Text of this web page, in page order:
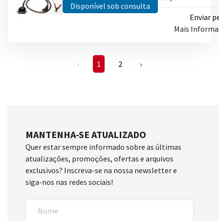
Disponível sob consulta
Enviar
Mais
‹ 1 2 ›
MANTENHA-SE ATUALIZADO
Quer estar sempre informado sobre as últimas
atualizações, promoções, ofertas e arquivos
exclusivos? Inscreva-se na nossa newsletter e
siga-nos nas redes sociais!